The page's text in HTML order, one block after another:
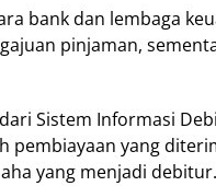
bank dan lembaga
pinjaman,
Sistem Informasi
pembiayaan yang
yang menjadi debitur.